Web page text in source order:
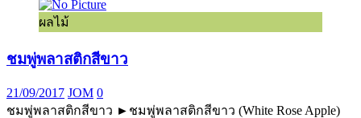
ผลไม้
ชมพู่พลาสติกสีขาว
21/09/2017 JOM 0
ชมพู่พลาสติกสีขาว ►ชมพู่พลาสติกสีขาว (White Rose Apple)